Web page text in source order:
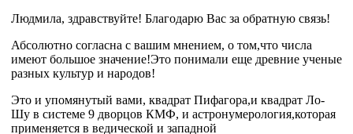
Людмила, здравствуйте! Благодарю Вас за обратную связь!
Абсолютно согласна с вашим мнением, о том,что числа
имеют большое значение!Это понимали еще древние ученые
разных культур и народов!
Это и упомянутый вами, квадрат Пифагора,и квадрат Ло-
Шу в системе 9 дворцов КМФ, и астронумерология,которая
применяется в ведической и западной